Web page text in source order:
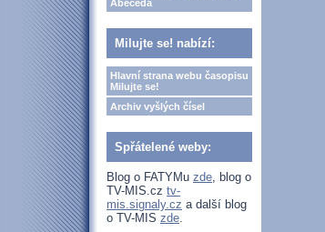
Abeceda
Milujte se! nabízí:
Hlavní strana webu časopisu
Milujte se!
Archiv vyšlých čísel
Spřátelené weby:
Blog o FATYMu zde, blog o
TV-MIS.cz tv-
mis.signaly.cz a další blog
o TV-MIS zde.